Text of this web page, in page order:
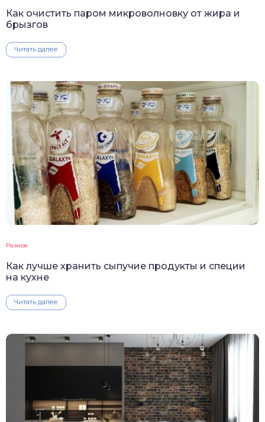
Как очистить паром микроволновку от жира и
брызгов
Читать далее
Разное
Как лучше хранить сыпучие продукты и специи
на кухне
Читать далее